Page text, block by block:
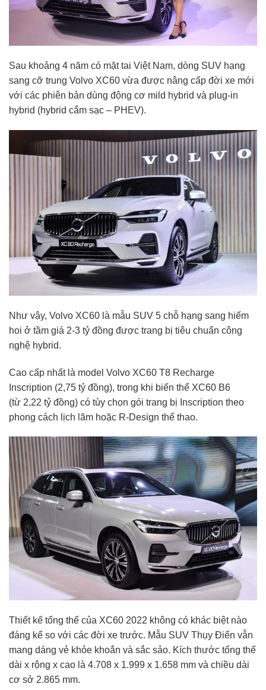
Sau khoảng 4 năm có mặt tai Việt Nam, dòng SUV hạng
sang cỡ trung Volvo XC60 vừa được nâng cấp đời xe mới
với các phiên bản dùng động cơ mild hybrid và plug-in
hybrid (hybrid cắm sạc – PHEV).
Như vậy, Volvo XC60 là mẫu SUV 5 chỗ hạng sang hiếm
hoi ở tầm giá 2-3 tỷ đồng được trang bị tiêu chuẩn công
nghệ hybrid.
Cao cấp nhất là model Volvo XC60 T8 Recharge
Inscription (2,75 tỷ đồng), trong khi biến thể XC60 B6
(từ 2,22 tỷ đồng) có tùy chọn gói trang bị Inscription theo
phong cách lịch lãm hoặc R-Design thể thao.
Thiết kế tổng thể của XC60 2022 không có khác biệt nào
đáng kể so với các đời xe trước. Mẫu SUV Thụy Điển vẫn
mang dáng vẻ khỏe khoắn và sắc sảo. Kích thước tổng thể
dài x rộng x cao là 4.708 x 1.999 x 1.658 mm và chiều dài
cơ sở 2.865 mm.